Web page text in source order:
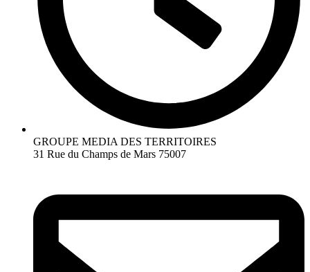
GROUPE MEDIA DES TERRITOIRES
31 Rue du Champs de Mars 75007